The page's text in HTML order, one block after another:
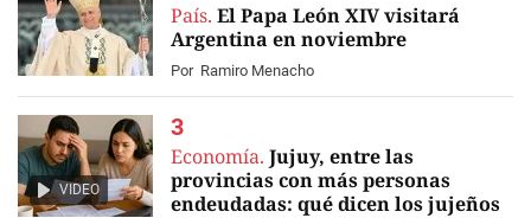
País. El Papa León XIV visitará
Argentina en noviembre
Por Ramiro Menacho
VIDEO
Economía. Jujuy, entre las
provincias con más personas
endeudadas: qué dicen los jujeños